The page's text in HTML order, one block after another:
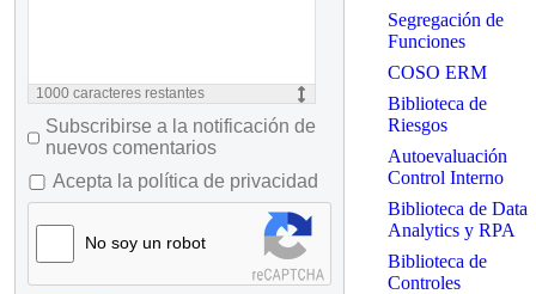
1000 caracteres restantes
Subscribirse a la notificación de
nuevos comentarios
Acepta la política de privacidad
No soy un robot
Segregación de
Funciones
COSO ERM
Biblioteca de
Riesgos
Autoevaluación
Control Interno
Biblioteca de Data
Analytics y RPA
Biblioteca de
Controles